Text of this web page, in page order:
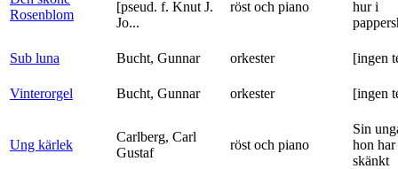
Rosenblom
[pseud. f. Knut J.
Jo...
röst och piano
hur i
Sub luna Bucht, Gunnar orkester [ingen
Vinterorgel Bucht, Gunnar orkester [ingen
Ung kärlek
Carlberg, Carl
Gustaf
röst och piano
Sin
hon
skänkt